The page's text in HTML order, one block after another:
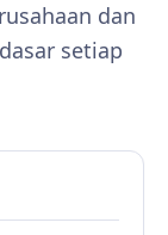
dan
setiap